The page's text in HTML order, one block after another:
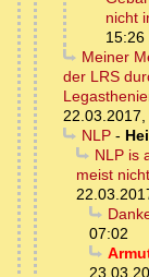
nicht
15:26
Meiner
der LRS
NLP-
NLP is
meist
07:02